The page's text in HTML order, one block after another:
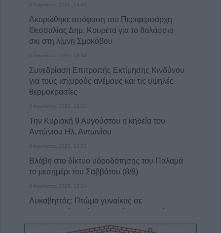
8 Αυγούστου 2026, 14:49
Ακυρώθηκε απόφαση του Περιφερειάρχη
Θεσσαλίας Δημ. Κουρέτα για το θαλάσσιο
σκι στη λίμνη Σμοκόβου
8 Αυγούστου 2026, 13:44
Συνεδρίαση Επιτροπής Εκτίμησης Κινδύνου
για τους ισχυρούς ανέμους και τις υψηλές
θερμοκρασίες
8 Αυγούστου 2026, 13:30
Την Κυριακή 9 Αυγούστου η κηδεία του
Αντώνιου Ηλ. Αντωνίου
8 Αυγούστου 2026, 13:02
Βλάβη στο δίκτυο υδροδότησης του Παλαμά
το μεσημέρι του Σαββάτου (8/8)
8 Αυγούστου 2026, 12:34
Λυκαβηττός: Πτώμα γυναίκας σε
προχωρημένη σήψη εντοπίστηκε κοντά
στους Αγίους Ισιδώρους